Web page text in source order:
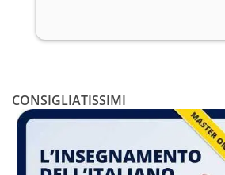
CONSIGLIATISSIMI